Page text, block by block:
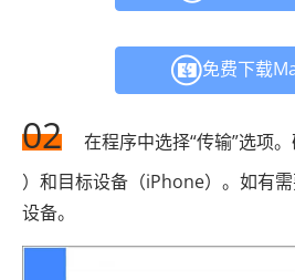
免费下载
02
在程序中选择“传输”选项
）和目标设备（iPhone）。如有
设备。